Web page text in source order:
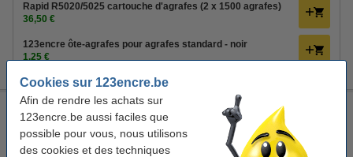
Cookies sur 123encre.be
Afin de rendre les achats sur
123encre.be aussi faciles que
possible pour vous, nous utilisons
des cookies et des techniques
Rapid R5020/5025 cartouche d'agrafes (2 x 1500 agrafes)
36,50 €
123encre ôte-agrafes pour agrafes standard - noir
1,25 €
Rapid Supreme 5050e agrafeuse électrique (50 feuilles) -
blanc/noir
Rapid agrafeuse blanc/noir électrique